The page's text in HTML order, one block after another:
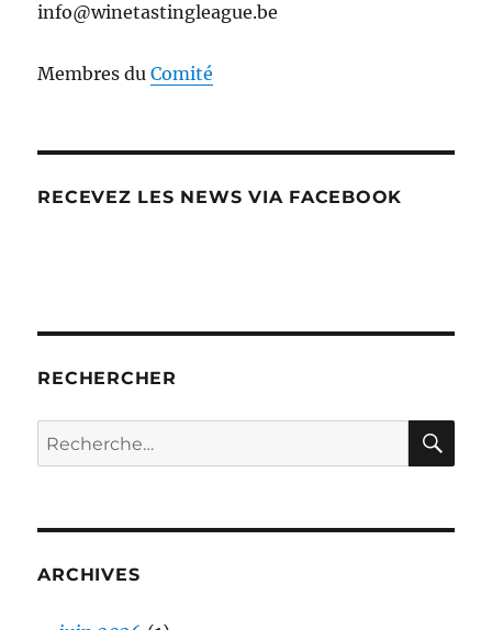
info@winetastingleague.be
Membres duComité
RECEVEZ LES NEWS VIA FACEBOOK
RECHERCHER
Recherche
pour :
ARCHIVES